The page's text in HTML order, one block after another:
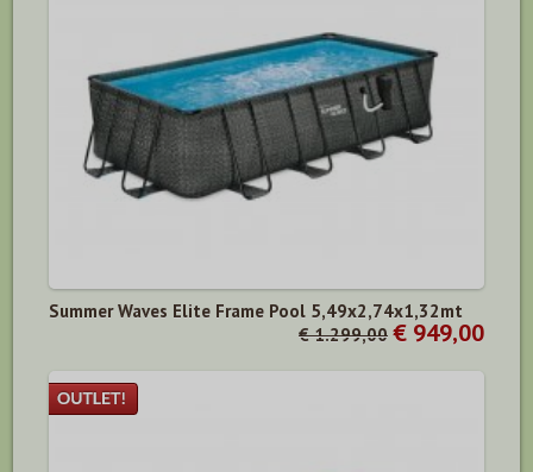
Summer Waves Elite Frame Pool 5,49x2,74x1,32mt
€ 1.299,00 € 949,00